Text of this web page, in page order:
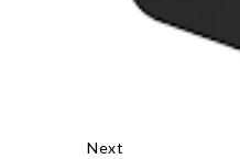
Next